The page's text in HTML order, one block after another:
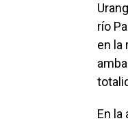
río
en la
En la